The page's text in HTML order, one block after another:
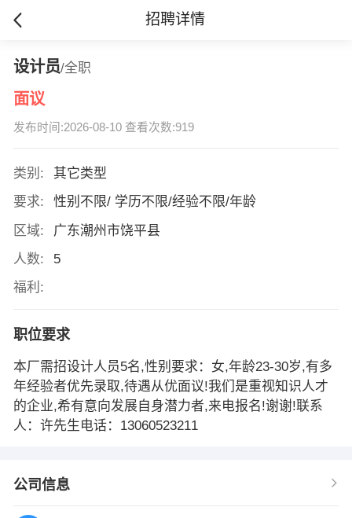
招聘详情
设计员/全职
面议
发布时间:2026-08-10 查看次数:919
类别:
其它类型
要求:
性别不限/ 学历不限/经验不限/年龄
区域:
广东潮州市饶平县
人数:
5
福利:
职位要求
本厂需招设计人员5名,性别要求：女,年龄23-30岁,有多
年经验者优先录取,待遇从优面议!我们是重视知识人才
的企业,希有意向发展自身潜力者,来电报名!谢谢!联系
人：许先生电话：13060523211
公司信息